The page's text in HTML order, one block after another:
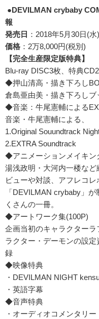
●DEVILMAN crybaby
報
発売日 ：2018年5月30日(水)
価格 ：2万8,000円(税別)
【完全生産限定版特典】
Blu-ray DISC3枚、特典
◆押山清高・描き下ろし
倉島亜由美・描き下ろしブ
◆音楽：牛尾憲輔による
音楽・牛尾憲輔による、
1.Original Souundtrack
2.EXTRA Soundtrack
◆アニメーションメイキン
湯浅政明・大河内一楼な
ビューや対談、アフレコレ
「DEVILMAN crybaby」
くさんの一冊。
◆アートワーク集(100P)
企画当初のキャラクター
ラクター・デーモンの設
録
◆映像特典
・DEVILMAN NIGHT
・英語字幕
◆音声特典
・オーディオコメンタリー